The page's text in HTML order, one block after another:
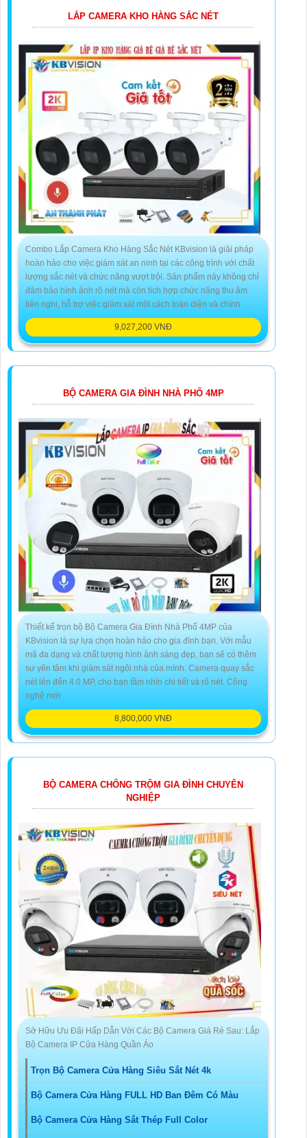
LẮP CAMERA KHO HÀNG SẮC NÉT
Combo Lắp Camera Kho Hàng Sắc Nét KBvision là giải pháp
hoàn hảo cho việc giám sát an ninh tại các công trình với chất
lượng sắc nét và chức năng vượt trội. Sản phẩm này không chỉ
đảm bảo hình ảnh rõ nét mà còn tích hợp chức năng thu âm
tiên nghi, hỗ trợ việc giám sát một cách toàn diện và chính
9,027,200 VNĐ
BỘ CAMERA GIA ĐÌNH NHÀ PHỐ 4MP
Thiết kế trọn bộ Bộ Camera Gia Đình Nhà Phố 4MP của
KBvision là sự lựa chọn hoàn hảo cho gia đình bạn. Với mẫu
mã đa dạng và chất lượng hình ảnh sáng đẹp, bạn sẽ có thêm
sự yên tâm khi giám sát ngôi nhà của mình. Camera quay sắc
nét lên đến 4.0 MP, cho bạn tầm nhìn chi tiết và rõ nét. Công
nghệ mới
8,800,000 VNĐ
BỘ CAMERA CHỐNG TRỘM GIA ĐÌNH CHUYÊN
NGHIỆP
Sở Hữu Ưu Đãi Hấp Dẫn Với Các Bộ Camera Giá Rẻ Sau: Lắp
Bộ Camera IP Cửa Hàng Quần Áo
Trọn Bộ Camera Cửa Hàng Siêu Sắt Nét 4k
Bộ Camera Cửa Hàng FULL HD Ban Đêm Có Màu
Bộ Camera Cửa Hàng Sắt Thép Full Color